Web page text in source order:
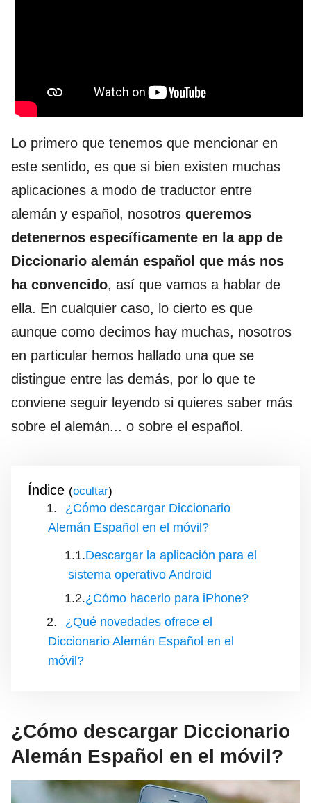
Lo primero que tenemos que mencionar en
este sentido, es que si bien existen muchas
aplicaciones a modo de traductor entre
alemán y español, nosotros queremos
detenernos específicamente en la app de
Diccionario alemán español que más nos
ha convencido, así que vamos a hablar de
ella. En cualquier caso, lo cierto es que
aunque como decimos hay muchas, nosotros
en particular hemos hallado una que se
distingue entre las demás, por lo que te
conviene seguir leyendo si quieres saber más
sobre el alemán... o sobre el español.
Índice ( )
¿Cómo descargar Diccionario
Alemán Español en el móvil?
Descargar la aplicación para el
sistema operativo Android
¿Cómo hacerlo para iPhone?
¿Qué novedades ofrece el
Diccionario Alemán Español en el
móvil?
¿Cómo descargar Diccionario
Alemán Español en el móvil?